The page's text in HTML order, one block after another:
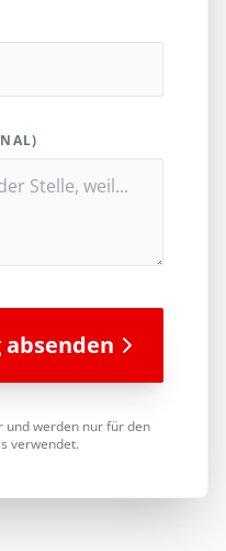
und werden nur für den
verwendet.